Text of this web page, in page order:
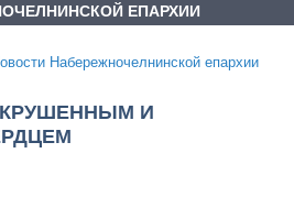
ЕПАРХИИ
Набережночелнинской епархии
И